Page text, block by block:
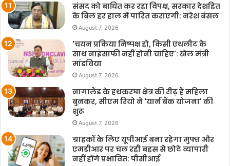
संसद को बाधित कर रहा विपक्ष, सरकार देशहित
के बिल हर हाल में पारित कराएगी: नरेश बंसल
August 7, 2026
'चयन प्रकिया निष्पक्ष हो, किसी एथलीट के
साथ नाइंसाफी नहीं होनी चाहिए': खेल मंत्री
मांडविया
August 7, 2026
नागालैंड के हथकरघा क्षेत्र की रीढ़ हैं महिला
बुनकर, सीएम रियो ने 'यार्न बैंक योजना' की
शुरू
August 7, 2026
ग्राहकों के लिए यूपीआई बना रहेगा मुफ्त और
एमडीआर पर चल रही बहस से छोटे व्यापारी
नहीं होंगे प्रभावित: पीसीआई